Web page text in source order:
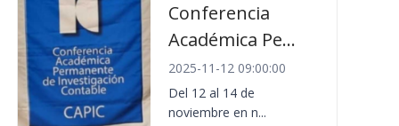
Conferencia
Académica Pe...
2025-11-12 09:00:00
Del 12 al 14 de
noviembre en n...